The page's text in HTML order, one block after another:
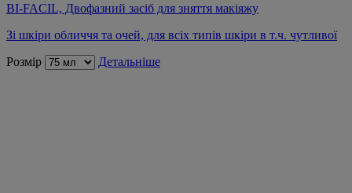
BI-FACIL, Двофазний засіб для зняття макіяжу
Зі шкіри обличчя та очей, для всіх типів шкіри в т.ч. чутливої
Розмір
Детальніше